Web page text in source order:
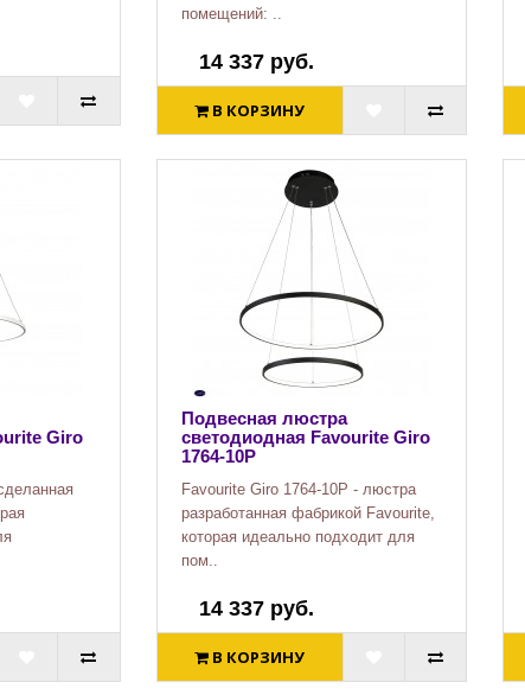
помещений: ..
14 337 руб.
В КОРЗИНУ
Giro
Подвесная люстра
светодиодная Favourite Giro
1764-10P
Favourite Giro 1764-10P - люстра
разработанная фабрикой Favourite,
которая идеально подходит для
пом..
14 337 руб.
В КОРЗИНУ